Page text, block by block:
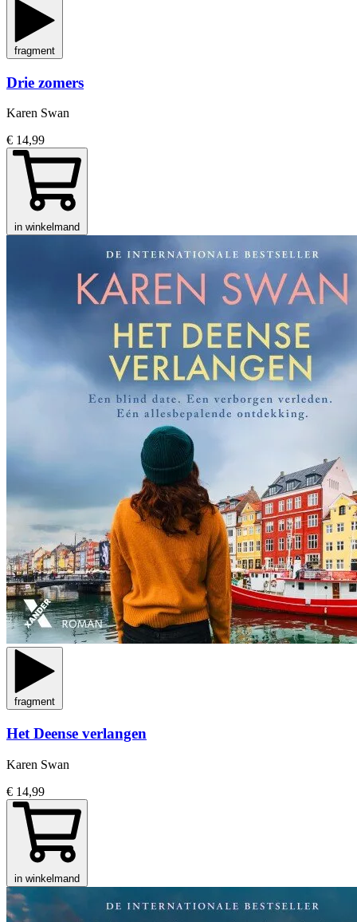
fragment
Drie zomers
Karen Swan
€ 14,99
in winkelmand
fragment
Het Deense verlangen
Karen Swan
€ 14,99
in winkelmand